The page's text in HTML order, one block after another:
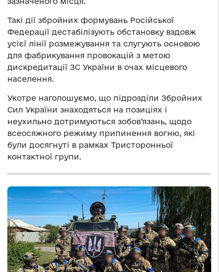
Такі дії збройних формувань Російської
Федерації дестабілізують обстановку вздовж
усієї лінії розмежування та слугують основою
для фабрикування провокацій з метою
дискредитації ЗС України в очах місцевого
населення.
Укотре наголошуємо, що підрозділи Збройних
Сил України знаходяться на позиціях і
неухильно дотримуються зобов’язань, щодо
всеосяжного режиму припинення вогню, які
були досягнуті в рамках Тристоронньої
контактної групи.